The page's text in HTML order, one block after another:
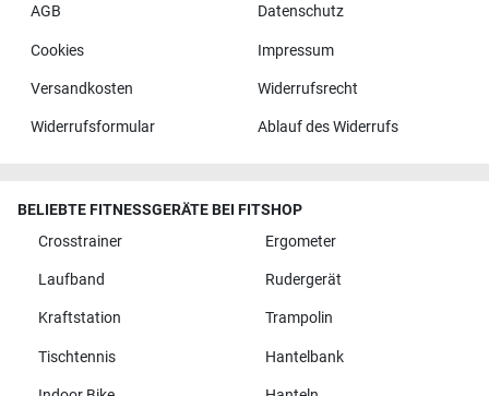
AGB
Datenschutz
Cookies Impressum
Versandkosten Widerrufsrecht
Widerrufsformular Ablauf des Widerrufs
BELIEBTE FITNESSGERÄTE BEI FITSHOP
Crosstrainer
Ergometer
Laufband Rudergerät
Kraftstation Trampolin
Tischtennis Hantelbank